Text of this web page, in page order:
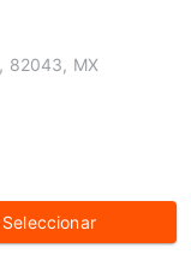
82043, MX
Seleccionar